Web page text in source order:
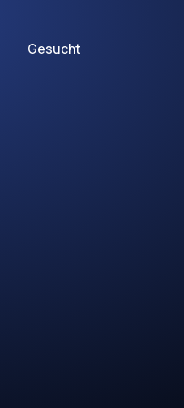
Gesucht